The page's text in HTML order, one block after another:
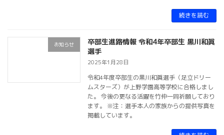
続きを読む
お知らせ
卒部生進路情報 令和4年卒部生 黒川和眞
選手
2025年1月28日
令和4年度卒部生の黒川和眞選手（足立ドリー
ムスターズ）が上野学園高等学校に合格しまし
た。 今後の更なる活躍を竹仲一同祈願しており
ます。 ※注：選手本人の家族からの提供写真を
掲載しています。